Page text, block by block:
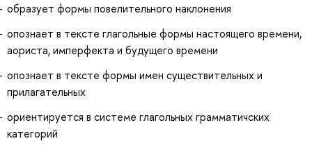
образует формы повелительного наклонения
опознает в тексте глагольные формы настоящего времени,
аориста, имперфекта и будущего времени
опознает в тексте формы имен существительных и
прилагательных
ориентируется в системе глагольных грамматичских
категорий